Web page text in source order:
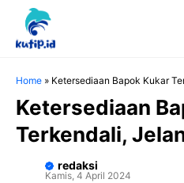
Langsung
Home » Ketersediaan Bapok Kukar
Ketersediaan
Terkendali,
redaksi
Kamis, 4 April 2024